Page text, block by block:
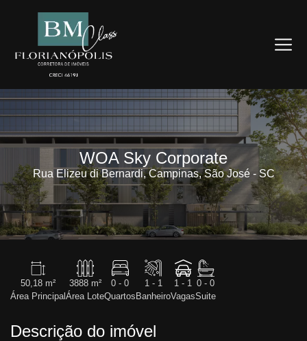
WOA Sky Corporate
Rua Elizeu di Bernardi, Campinas, São José - SC
50,18 m²
Área Principal
3888 m²
Área Lote
0 - 0
Quartos
1 - 1
Banheiro
1 - 1
Vagas
0 - 0
Suite
Descrição do imóvel